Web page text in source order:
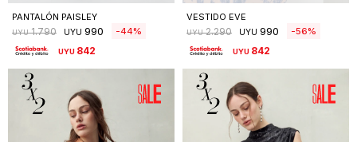
PANTALÓN PAISLEY
UYU 1.790 UYU 990 44
UYU 842
VESTIDO EVE
UYU 2.290 UYU 990 56
UYU 842